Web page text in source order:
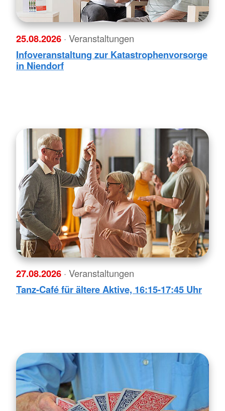
25.08.2026 · Veranstaltungen
Infoveranstaltung zur Katastrophenvorsorge
in Niendorf
27.08.2026 · Veranstaltungen
Tanz-Café für ältere Aktive, 16:15-17:45 Uhr